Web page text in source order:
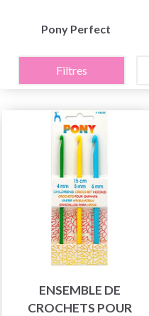
Pony Perfect
Filtres
ENSEMBLE DE
CROCHETS POUR